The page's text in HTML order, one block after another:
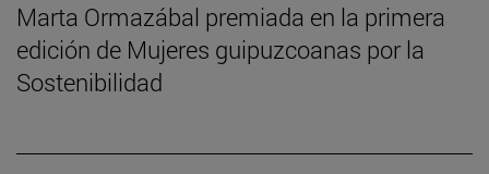
Marta Ormazábal premiada en la primera
edición de Mujeres guipuzcoanas por la
Sostenibilidad